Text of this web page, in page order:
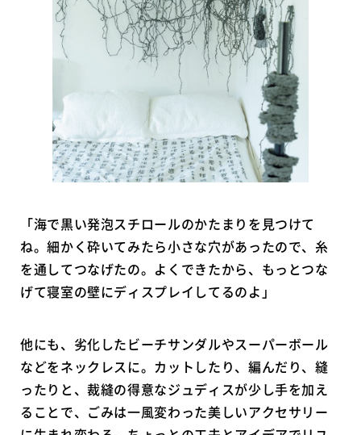
「海で黒い発泡スチロールのかたまりを見つけて
ね。細かく砕いてみたら小さな穴があったので、糸
を通してつなげたの。よくできたから、もっとつな
げて寝室の壁にディスプレイしてるのよ」
他にも、劣化したビーチサンダルやスーパーボール
などをネックレスに。カットしたり、編んだり、縫
ったりと、裁縫の得意なジュディスが少し手を加え
ることで、ごみは一風変わった美しいアクセサリー